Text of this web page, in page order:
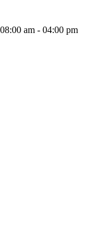
am - 04:00 pm